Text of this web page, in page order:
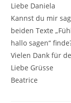
Liebe Daniela
Kannst du mir
beiden Texte
hallo sagen“
Vielen Dank für
Liebe Grüsse
Beatrice